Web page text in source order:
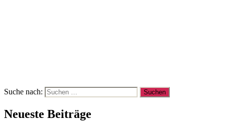
Suche nach:
Neueste Beiträge